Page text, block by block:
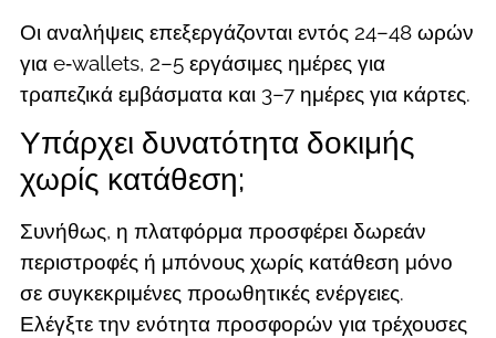
Οι αναλήψεις επεξεργάζονται εντός 24–48 ωρών
για e‑wallets, 2–5 εργάσιμες ημέρες για
τραπεζικά εμβάσματα και 3–7 ημέρες για κάρτες.
Υπάρχει δυνατότητα δοκιμής
χωρίς κατάθεση;
Συνήθως, η πλατφόρμα προσφέρει δωρεάν
περιστροφές ή μπόνους χωρίς κατάθεση μόνο
σε συγκεκριμένες προωθητικές ενέργειες.
Ελέγξτε την ενότητα προσφορών για τρέχουσες